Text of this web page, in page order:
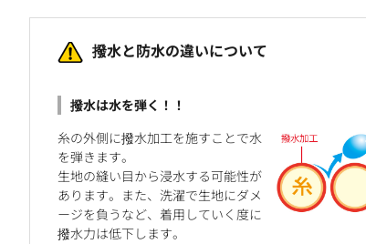
撥水と防水の違いについて
撥水は水を弾く！！
糸の外側に撥水加工を施すことで水
を弾きます。
生地の縫い目から浸水する可能性が
あります。また、洗濯で生地にダメ
ージを負うなど、着用していく度に
撥水力は低下します。